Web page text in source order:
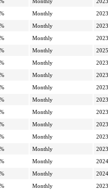
Monthly
Monthly
Monthly
Monthly
Monthly
Monthly
Monthly
Monthly
Monthly
Monthly
Monthly
Monthly
Monthly
Monthly
Monthly
Monthly